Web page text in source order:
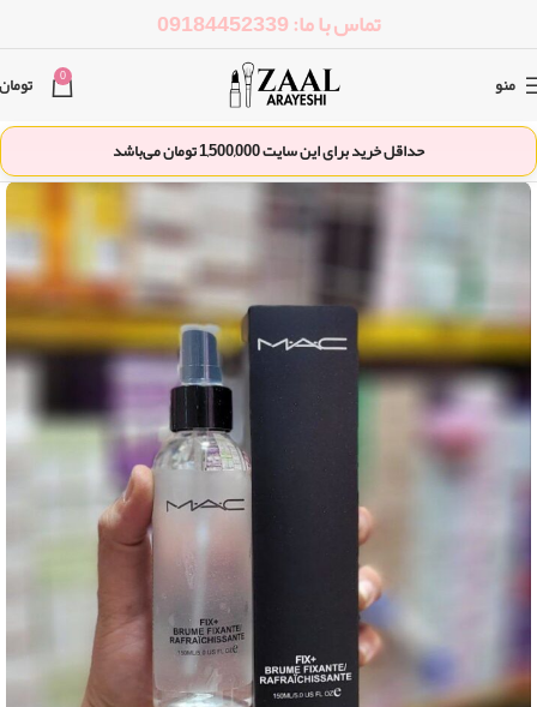
تماس با ما: 09184452339
منو 0 تومان
حداقل خرید برای این سایت1,500,000تومان می‌باشد